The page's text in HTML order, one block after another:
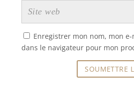
Enregistrer mon nom, mon
dans le navigateur pour mon